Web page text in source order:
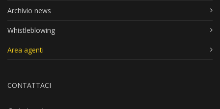
Archivio news
Whistleblowing
Area agenti
CONTATTACI